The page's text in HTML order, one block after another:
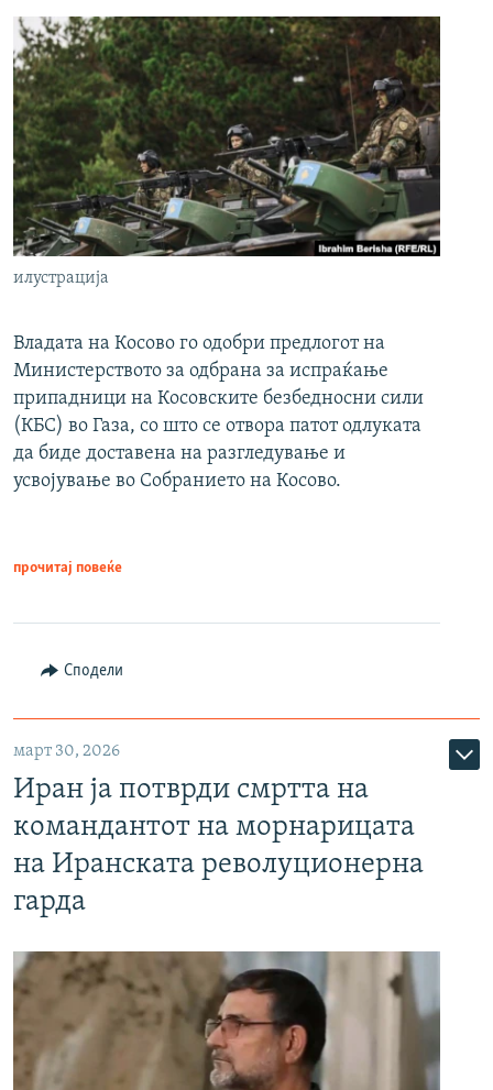
илустрација
Владата на Косово го одобри предлогот на
Министерството за одбрана за испраќање
припадници на Косовските безбедносни сили
(КБС) во Газа, со што се отвора патот одлуката
да биде доставена на разгледување и
усвојување во Собранието на Косово.
прочитај повеќе
Сподели
март 30, 2026
Иран ја потврди смртта на
командантот на морнарицата
на Иранската револуционерна
гарда